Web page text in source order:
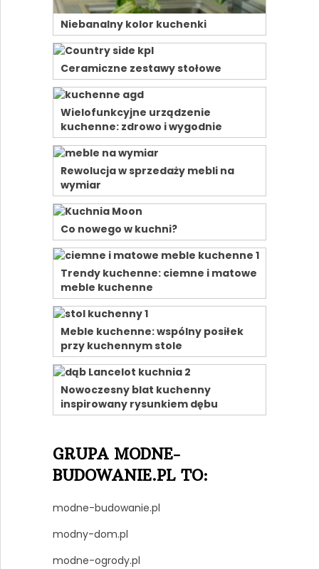
Niebanalny kolor kuchenki
Ceramiczne zestawy stołowe
Wielofunkcyjne urządzenie
kuchenne: zdrowo i wygodnie
Rewolucja w sprzedaży mebli na
wymiar
Co nowego w kuchni?
Trendy kuchenne: ciemne i matowe
meble kuchenne
Meble kuchenne: wspólny posiłek
przy kuchennym stole
Nowoczesny blat kuchenny
inspirowany rysunkiem dębu
GRUPA MODNE-
BUDOWANIE.PL TO:
modne-budowanie.pl
modny-dom.pl
modne-ogrody.pl